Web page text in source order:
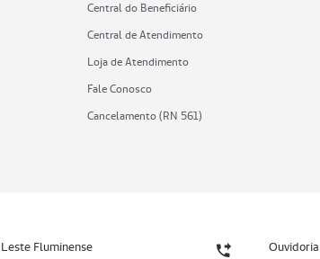
Central do Beneficiário
Central de Atendimento
Loja de Atendimento
Fale Conosco
Cancelamento (RN 561)
Fluminense Ouvidoria